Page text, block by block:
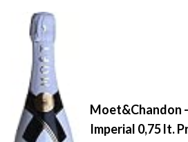
Moet&Chandon
Imperial 0,75 lt.